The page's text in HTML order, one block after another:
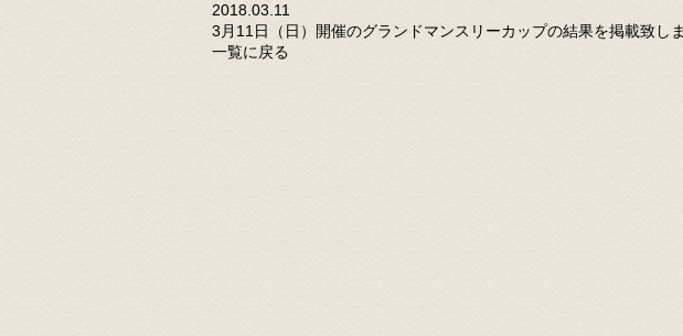
2018.03.11
3月11日（日）開催のグランドマンスリーカップの結果を掲載致しま
一覧に戻る